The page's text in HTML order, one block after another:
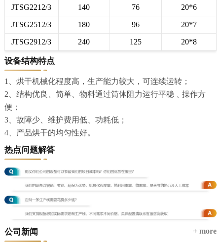
JTSG2212/3 140 76 20*6
JTSG2512/3 180 96 20*7
JTSG2912/3 240 125 20*8
设备结构特点
1、烘干机械化程度高，生产能力较大，可连续运转；
2、结构优良、简单、物料通过筒体阻力运行平稳﹑操作方
便；
3、故障少、维护费用低、功耗低；
4、产品烘干的均匀性好。
热点问题解答
公司新闻 + more